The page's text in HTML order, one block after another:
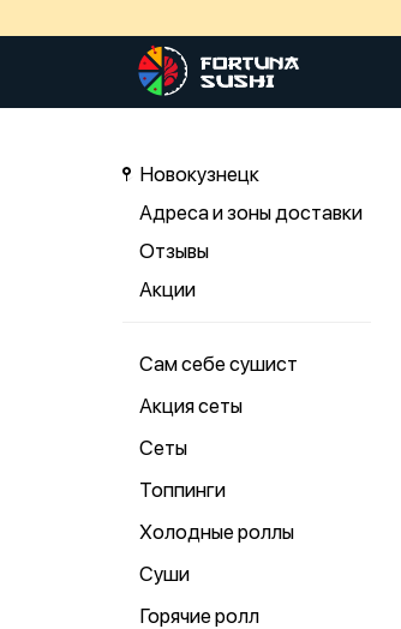
Новокузнецк
Адреса и зоны доставки
Отзывы
Акции
Сам себе сушист
Акция сеты
Сеты
Топпинги
Холодные роллы
Суши
Горячие ролл